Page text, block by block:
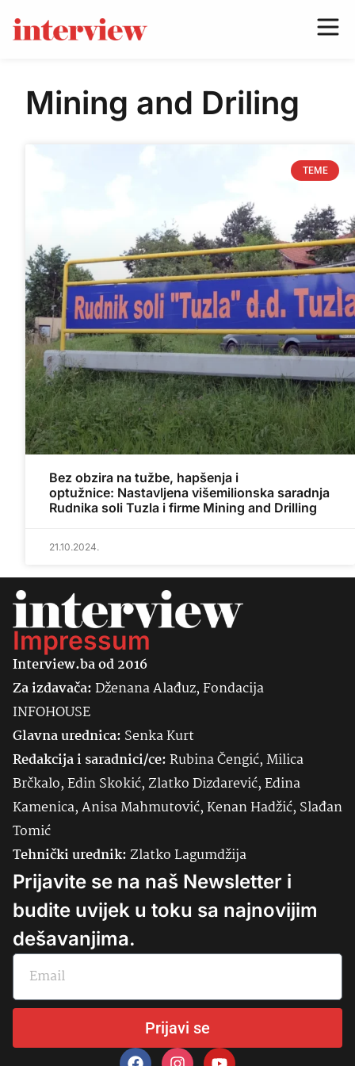
Mining and Driling
TEME
Bez obzira na tužbe, hapšenja i
optužnice: Nastavljena višemilionska saradnja
Rudnika soli Tuzla i firme Mining and Drilling
21.10.2024.
Impressum
Interview.ba od 2016
Za izdavača:Dženana Alađuz, Fondacija
INFOHOUSE
Glavna urednica: SenkaKurt
Redakcija i saradnici/ce:Rubina Čengić, Milica
Brčkalo, Edin Skokić, Zlatko Dizdarević, Edina
Kamenica, Anisa Mahmutović, Kenan Hadžić, Slađan
Tomić
Tehnički urednik:Zlatko Lagumdžija
Prijavite se na naš Newsletter i
budite uvijek u toku sa najnovijim
dešavanjima.
Prijavi se